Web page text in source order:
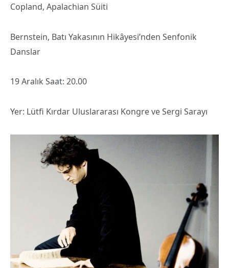
Copland, Apalachian Süiti
Bernstein, Batı Yakasının Hikâyesi’nden Senfonik
Danslar
19 Aralık Saat: 20.00
Yer: Lütfi Kırdar Uluslararası Kongre ve Sergi Sarayı